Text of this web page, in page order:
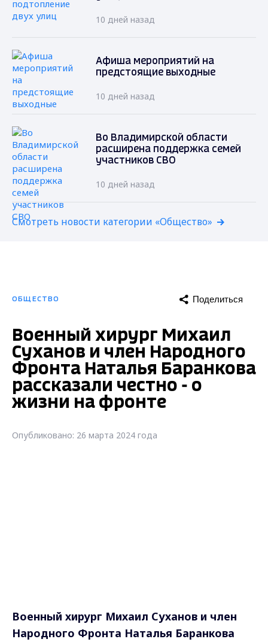
10 дней назад
Афиша мероприятий на
предстоящие выходные
10 дней назад
Во Владимирской области
расширена поддержка семей
участников СВО
10 дней назад
Смотреть новости категории «Общество»
ОБЩЕСТВО Поделиться
Военный хирург Михаил
Суханов и член Народного
Фронта Наталья Баранкова
рассказали честно - о
жизни на фронте
Опубликовано: 26 марта 2024 года
Военный хирург Михаил Суханов и член
Народного Фронта Наталья Баранкова